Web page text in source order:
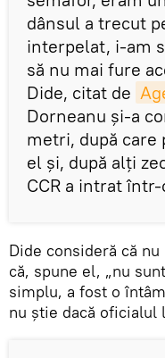
dânsul a trecut
interpelat, i-am
să nu mai fure
Dide, citat de
Dorneanu şi-a
metri, după care
el şi, după alţi
CCR a intrat
Dide consideră că
că, spune el, „nu
simplu, a fost o
nu ştie dacă oficialul